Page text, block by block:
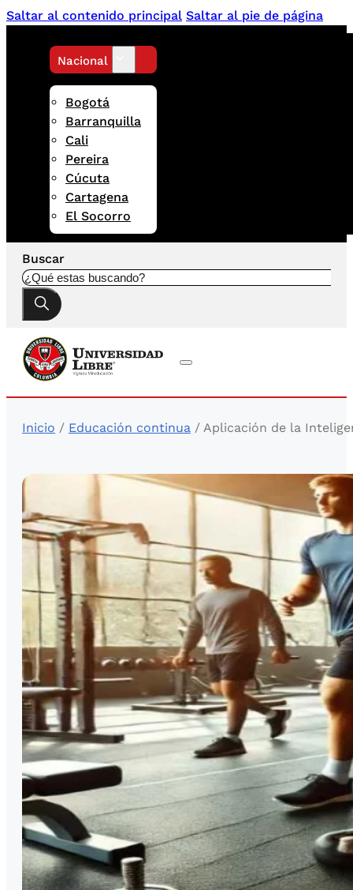
Saltar al contenido principal Saltar al pie de página
Nacional
Bogotá
Barranquilla
Cali
Pereira
Cúcuta
Cartagena
El Socorro
Buscar
Inicio / Educación continua / Aplicación de la